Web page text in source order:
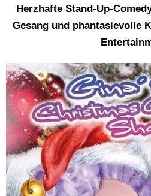
Herzhafte Stand-Up-
Gesang und phantasievolle